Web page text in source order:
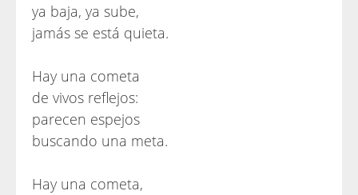
ya baja, ya sube,
jamás se está quieta.
Hay una cometa
de vivos reflejos:
parecen espejos
buscando una meta.
Hay una cometa,